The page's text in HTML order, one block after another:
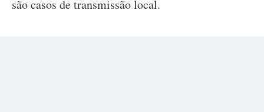
são casos de transmissão local.